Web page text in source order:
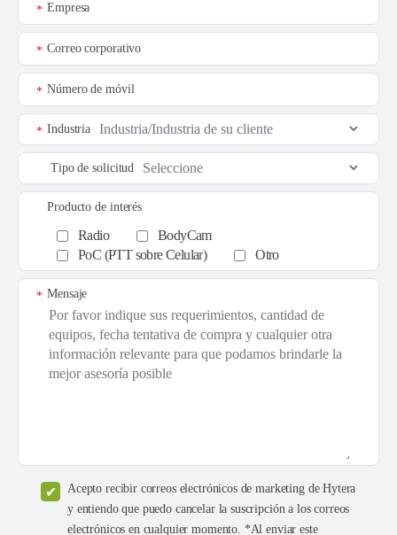
Empresa
*
Correo corporativo
*
Número de móvil
*
Industria
*
Tipo de solicitud
Producto de interés
Radio
BodyCam
PoC (PTT sobre Celular)
Otro
Mensaje
*
Acepto recibir correos electrónicos de marketing de Hytera
y entiendo que puedo cancelar la suscripción a los correos
electrónicos en cualquier momento. *Al enviar este